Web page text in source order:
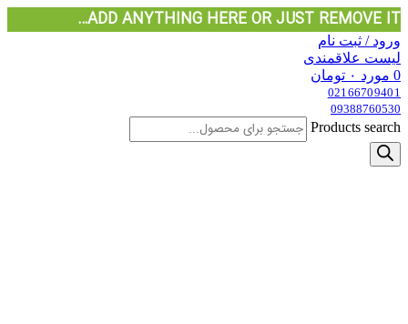
ADD ANYTHING HERE OR JUST REMOVE IT…
ورود / ثبت نام
لیست علاقمندی
0 مورد ۰ تومان
02166709401
09388760530
Products search